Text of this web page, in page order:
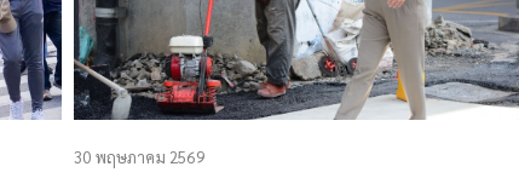
30 พฤษภาคม 2569